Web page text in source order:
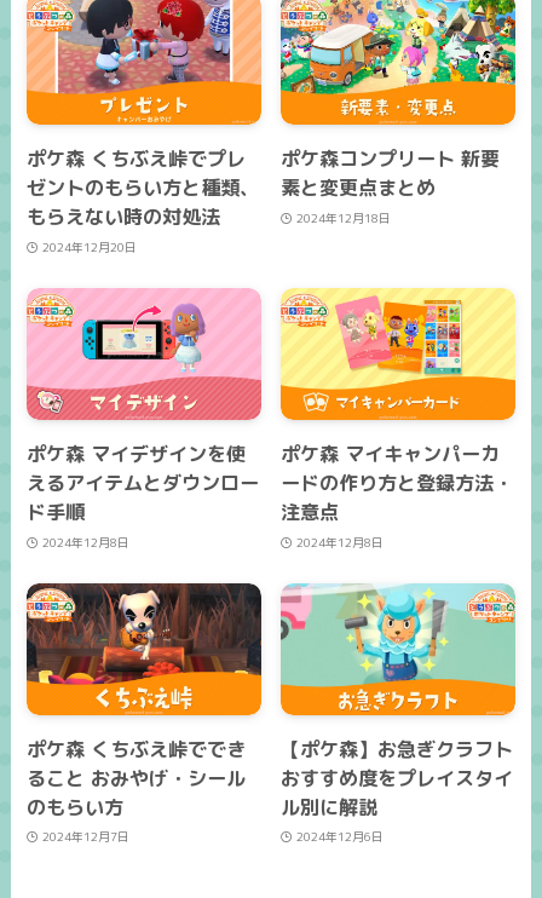
ポケ森 くちぶえ峠でプレ
ゼントのもらい方と種類、
もらえない時の対処法
2024年12月20日
ポケ森コンプリート 新要
素と変更点まとめ
2024年12月18日
ポケ森 マイデザインを使
えるアイテムとダウンロー
ド手順
2024年12月8日
ポケ森 マイキャンパーカ
ードの作り方と登録方法・
注意点
2024年12月8日
ポケ森 くちぶえ峠ででき
ること おみやげ・シール
のもらい方
2024年12月7日
【ポケ森】お急ぎクラフト
おすすめ度をプレイスタイ
ル別に解説
2024年12月6日